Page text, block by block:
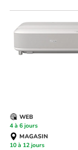
WEB
4 à 6 jours
MAGASIN
10 à 12 jours